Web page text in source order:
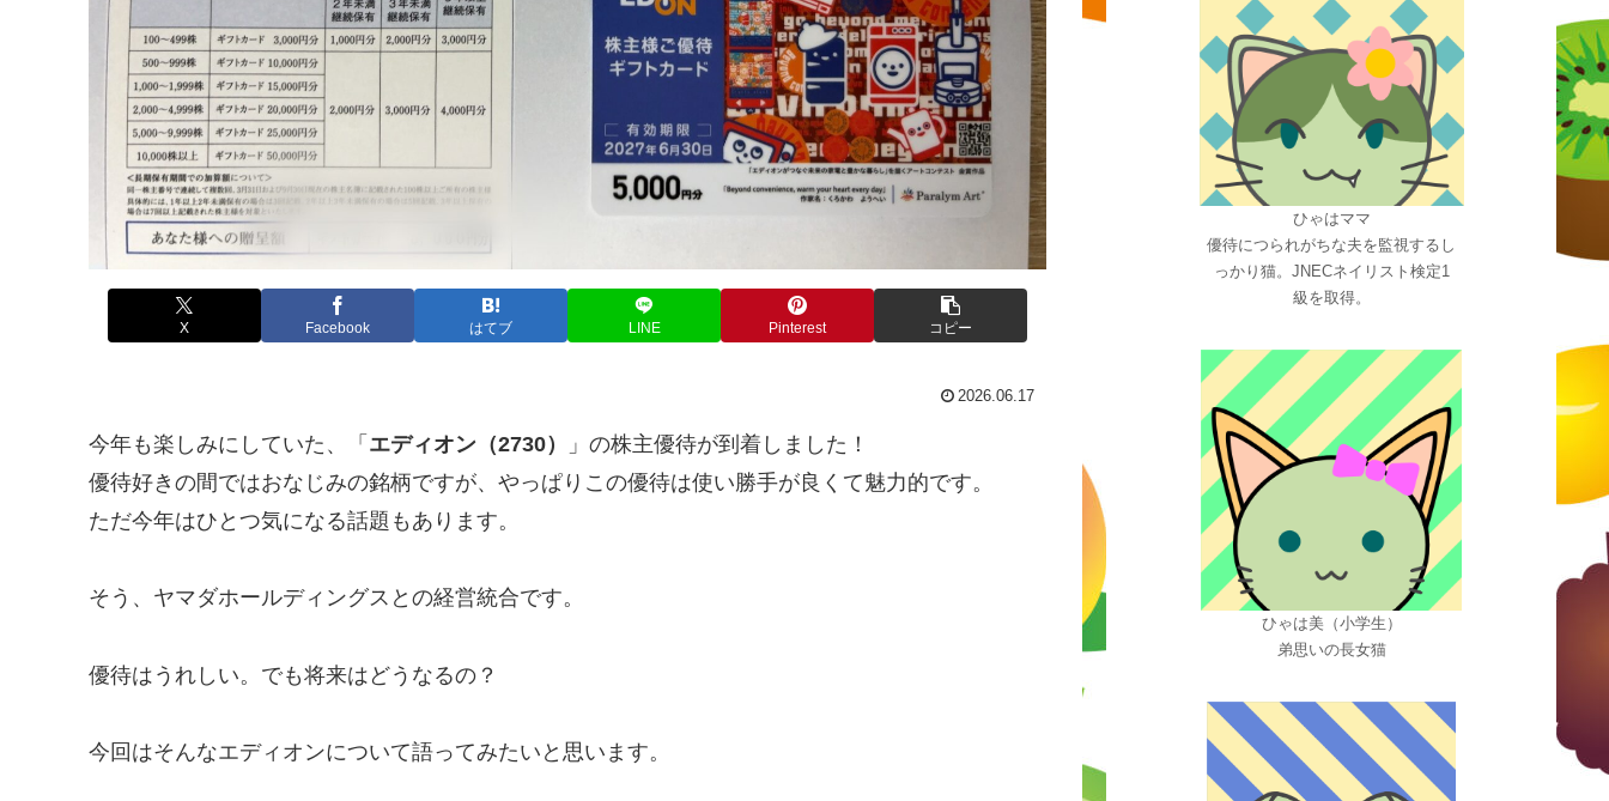
X Facebook はてブ LINE Pinterest コピー
2026.06.17
今年も楽しみにしていた、「 エディオン（2730）
」の株主優待が到着しました！
優待好きの間ではおなじみの銘柄ですが、やっぱりこの優待は使い勝手が良くて魅力的です。
ただ今年はひとつ気になる話題もあります。
そう、ヤマダホールディングスとの経営統合です。
優待はうれしい。でも将来はどうなるの？
今回はそんなエディオンについて語ってみたいと思います。
ひゃはママ
優待につられがちな夫を監視するし
っかり猫。JNECネイリスト検定1
級を取得。
ひゃは美（小学生）
弟思いの長女猫